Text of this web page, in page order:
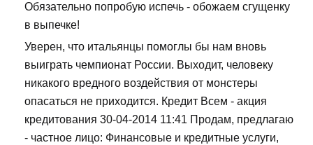
Обязательно попробую испечь - обожаем сгущенку
в выпечке!
Уверен, что итальянцы помоглы бы нам вновь
выиграть чемпионат России. Выходит, человеку
никакого вредного воздействия от монстеры
опасаться не приходится. Кредит Всем - акция
кредитования 30-04-2014 11:41 Продам, предлагаю
- частное лицо: Финансовые и кредитные услуги,